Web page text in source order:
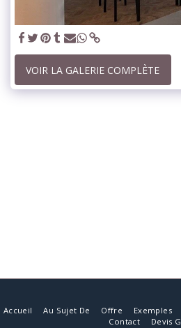
VOIR LA GALERIE COMPLÈTE
Accueil Au Sujet De Offre Exemples
Contact
Devis